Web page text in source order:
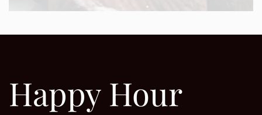
Happy Hour